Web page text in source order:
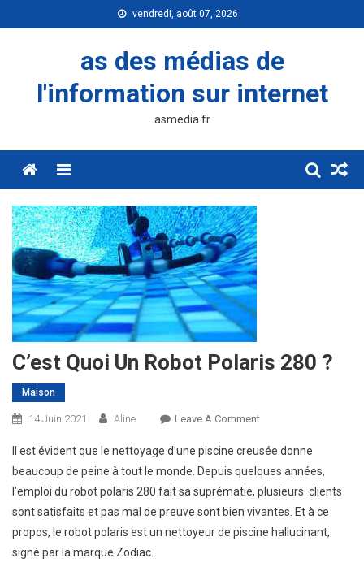
to
vendredi, août 07, 2026
as des médias de
l'information sur internet
asmedia.fr
Menu
C’est Quoi Un Robot Polaris 280 ?
Maison
14 Juin 2021 Aline Leave A CommentOn
Quoi
Un
Robot
Polaris
280
Il est évident que le nettoyage d’une piscine creusée donne
beaucoup de peine à tout le monde. Depuis quelques années,
l’emploi du robot polaris 280 fait sa suprématie, plusieurs clients
sont satisfaits et pas mal de preuve sont bien vivantes. Et à ce
propos, le robot polaris est un nettoyeur de piscine hallucinant,
signé par la marque Zodiac.